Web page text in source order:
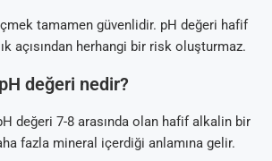
tamamen güvenlidir. pH değeri hafif
açısından herhangi bir risk oluşturmaz.
değeri nedir?
değeri 7-8 arasında olan hafif alkalin bir
fazla mineral içerdiği anlamına gelir.